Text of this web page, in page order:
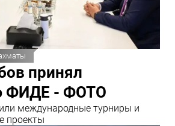
принял
ФИДЕ - ФОТО
международные турниры и
проекты